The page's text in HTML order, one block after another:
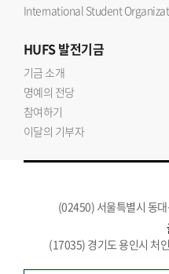
International Student
HUFS발전기금
기금 소개
명예의 전당
참여하기
이달의 기부자
(02450) 서울특별시 동
(17035) 경기도 용인시 처